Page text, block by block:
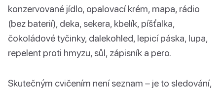
konzervované jídlo, opalovací krém, mapa, rádio
(bez baterií), deka, sekera, kbelík, píšťalka,
čokoládové tyčinky, dalekohled, lepicí páska, lupa,
repelent proti hmyzu, sůl, zápisník a pero.
Skutečným cvičením není seznam – je to sledování,